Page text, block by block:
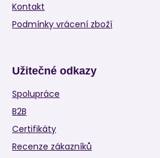
Kontakt
Podmínky vrácení zboží
Užitečné odkazy
Spolupráce
B2B
Certifikáty
Recenze zákazníků